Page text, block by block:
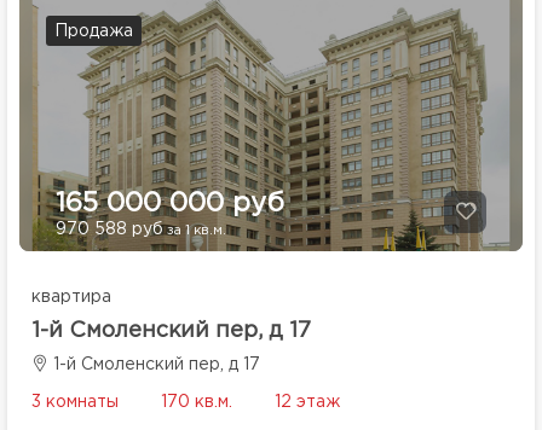
Продажа
165 000 000 руб
970 588 руб за 1 кв.м.
квартира
1-й Смоленский пер, д 17
1-й Смоленский пер, д 17
3 комнаты 170 кв.м. 12 этаж